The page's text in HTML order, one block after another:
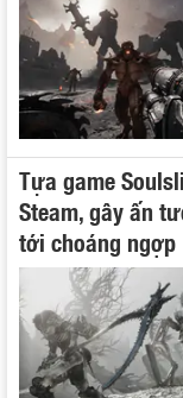
Tựa game
Steam, gây ấn
tới choáng ngợp